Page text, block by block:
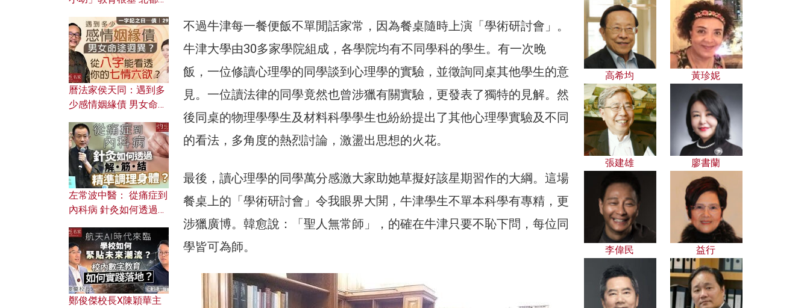
不過牛津每一餐便飯不單閒話家常，因為餐桌隨時上演「學術研討會」。
牛津大學由30多家學院組成，各學院均有不同學科的學生。有一次晚
飯，一位修讀心理學的同學談到心理學的實驗，並徵詢同桌其他學生的意
見。一位讀法律的同學竟然也曾涉獵有關實驗，更發表了獨特的見解。然
後同桌的物理學學生及材料科學學生也紛紛提出了其他心理學實驗及不同
的看法，多角度的熱烈討論，激盪出思想的火花。
最後，讀心理學的同學萬分感激大家助她草擬好該星期習作的大綱。這場
餐桌上的「學術研討會」令我眼界大䦕，牛津學生不單本科學有專精，更
涉獵廣博。韓愈說：「聖人無常師」，的確在牛津只要不恥下問，每位同
學皆可為師。
曆法家侯天同：遇到多
少感情姻緣債 男女命途
的七情六欲？
左常波中醫： 從痛症到
內科病 針灸如何透過解
鄭俊傑校長X陳穎華主
高希均 黃珍妮
張建雄 廖書蘭
李偉民 益行